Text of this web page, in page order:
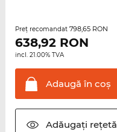
Preţ recomandat 798,65 RON
638,92RON
incl. 21.00% TVA
Adaugă în coş
Adăugați rețetă